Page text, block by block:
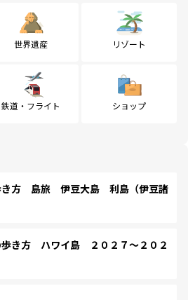
世界遺産 リゾート
鉄道・フライト ショップ
き方 島旅 伊豆大島 利島（伊豆諸
き方 ハワイ島 ２０２７～２０２